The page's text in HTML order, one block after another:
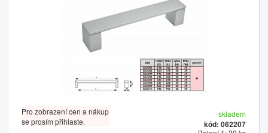
Pro zobrazení cen a nákup
se prosím přihlaste.
skladem
kód: 062207